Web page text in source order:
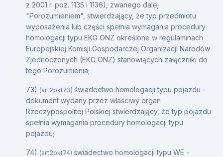
z 2001 r. poz. 1135 i 1136), zwanego dalej
"Porozumieniem", stwierdzający, że typ przedmiotu
wyposażenia lub części spełnia wymagania procedury
homologacji typu EKG ONZ określone w regulaminach
Europejskiej Komisji Gospodarczej Organizacji Narodów
Zjednoczonych (EKG ONZ) stanowiących załączniki do
tego Porozumienia;
73) (art2pkt73) świadectwo homologacji typu pojazdu -
dokument wydany przez właściwy organ
Rzeczypospolitej Polskiej stwierdzający, że typ pojazdu
spełnia wymagania procedury homologacji typu
pojazdu;
74) (art2pkt74) świadectwo homologacji typu WE -